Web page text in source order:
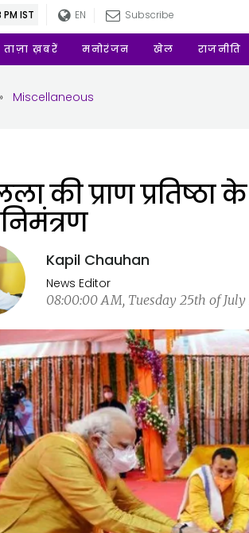
IST EN Subscribe
ताज़ा ख़बरें मनोरंजन खेल राजनीति
» Miscellaneous
की प्राण
Kapil Chauhan
News Editor
08:00:00 AM, Tuesday 25th of